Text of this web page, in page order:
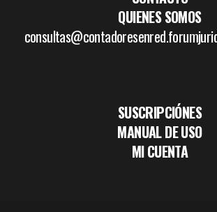
QUIENES SOMOS
SUSCRIPCIÓNES
MANUAL DE USO
MI CUENTA